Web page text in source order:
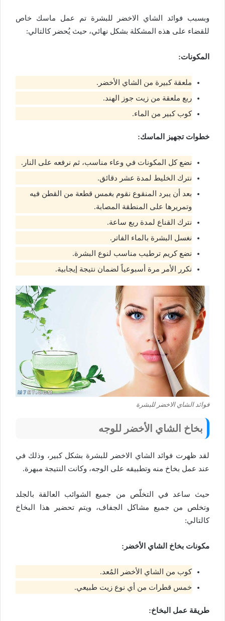
وبسبب فوائد الشاي الاخضر للبشرة تم عمل ماسك خاص
للقضاء على هذه المشكلة بشكل نهائي، حيث يُحضر كالتالي:
المكونات:
ملعقة كبيرة من الشاي الأخضر.
ربع ملعقة من زيت جوز الهند.
كوب كبير من الماء.
خطوات تجهيز الماسك:
نضع كل المكونات في وعاء مناسب، ثم نرفعه على النار.
نترك الخليط لمدة عشر دقائق.
بعد أن يبرد المنقوع نقوم بغمس قطعة من القطن فيه
وتمريرها على المنطقة المصابة.
نترك القناع لمدة ربع ساعة.
نغسل البشرة بالماء الفاتر.
نضع كريم ترطيب مناسب لنوع البشرة.
نكرر الأمر مرة أسبوعياً لضمان نتيجة إيجابية.
فوائد الشاي الاخضر للبشرة
بخاخ الشاي الأخضر للوجه
لقد ظهرت فوائد الشاي الاخضر للبشرة بشكل كبير، وذلك في
عند عمل بخاخ منه وتطبيقه على الوجه، وكانت النتيجة مبهرة.
حيث ساعد في التخلّص من جميع الشوائب العالقة بالجلد
وتخلص من جميع مشاكل الجفاف، ويتم تحضير هذا البخاخ
كالتالي:
مكونات بخاخ الشاي الأخضر:
كوب من الشاي الأخضر المُعد.
خمس قطرات من أي نوع زيت طبيعي.
طريقة عمل البخاخ: